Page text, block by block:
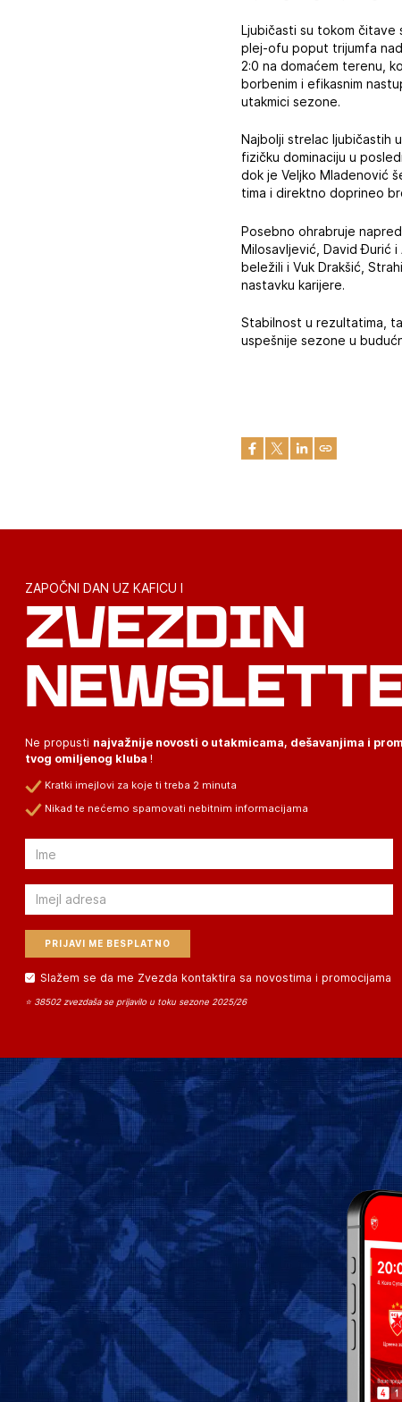
Ljubičasti su tokom čitave
plej-ofu poput trijumfa nad
2:0 na domaćem terenu,
borbenim i efikasnim
utakmici sezone.
Najbolji strelac ljubičastih
fizičku dominaciju u
dok je Veljko Mladenović
tima i direktno doprineo
Posebno ohrabruje
Milosavljević, David Đurić
beležili i Vuk Drakšić,
nastavku karijere.
Stabilnost u rezultatima,
uspešnije sezone u
ZAPOČNI DAN UZ KAFICU I
ZVEZDIN
Ne propusti najvažnije novosti o utakmicama, dešavanjima i
tvog omiljenog kluba !
Kratki imejlovi za koje ti treba 2 minuta
Nikad te nećemo spamovati nebitnim informacijama
Email
Email
Slažem se da me Zvezda kontaktira sa novostima i promocijama
⭐ 38502 zvezdaša se prijavilo u toku sezone 2025/26